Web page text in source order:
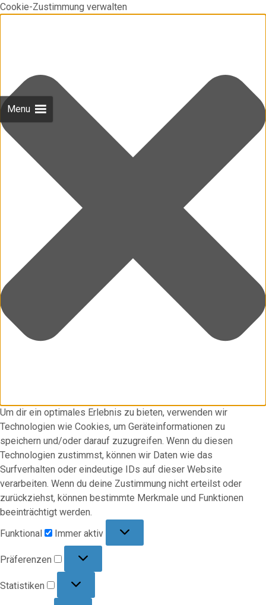
Cookie-Zustimmung verwalten
Um dir ein optimales Erlebnis zu bieten, verwenden wir
Technologien wie Cookies, um Geräteinformationen zu
speichern und/oder darauf zuzugreifen. Wenn du diesen
Technologien zustimmst, können wir Daten wie das
Surfverhalten oder eindeutige IDs auf dieser Website
verarbeiten. Wenn du deine Zustimmung nicht erteilst oder
zurückziehst, können bestimmte Merkmale und Funktionen
beeinträchtigt werden.
Funktional
Immer aktiv
Präferenzen
Statistiken
Menu